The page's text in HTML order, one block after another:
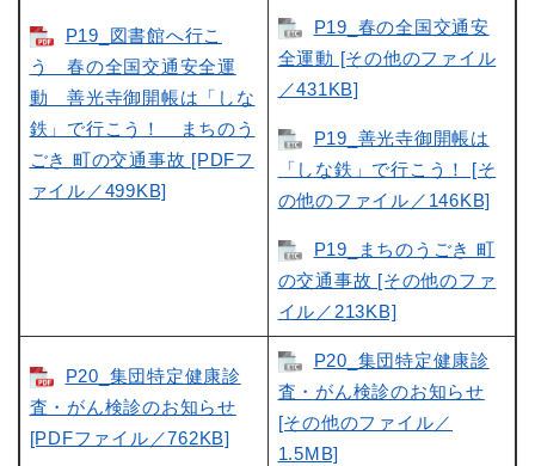
P19_図書館へ行こ
う 春の全国交通安全運
動 善光寺御開帳は「しな
鉄」で行こう！ まちのう
ごき 町の交通事故 [PDFフ
ァイル／499KB]
P19_春の全国交通安
全運動 [その他のファイル
／431KB]
P19_善光寺御開帳は
「しな鉄」で行こう！ [そ
の他のファイル／146KB]
P19_まちのうごき 町
の交通事故 [その他のファ
イル／213KB]
P20_集団特定健康診
査・がん検診のお知らせ
[PDFファイル／762KB]
P20_集団特定健康診
査・がん検診のお知らせ
[その他のファイル／
1.5MB]